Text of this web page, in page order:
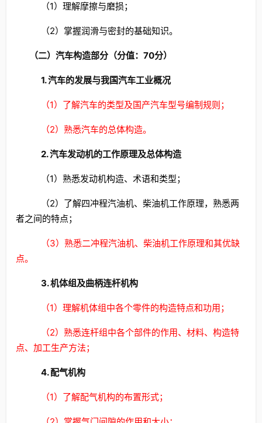
（1）理解摩擦与磨损；
（2）掌握润滑与密封的基础知识。
（二）汽车构造部分（分值：70分）
1. 汽车的发展与我国汽车工业概况
（1）了解汽车的类型及国产汽车型号编制规则；
（2）熟悉汽车的总体构造。
2. 汽车发动机的工作原理及总体构造
（1）熟悉发动机构造、术语和类型；
（2）了解四冲程汽油机、柴油机工作原理，熟悉两
者之间的特点；
（3）熟悉二冲程汽油机、柴油机工作原理和其优缺
点。
3. 机体组及曲柄连杆机构
（1）理解机体组中各个零件的构造特点和功用；
（2）熟悉连杆组中各个部件的作用、材料、构造特
点、加工生产方法；
4. 配气机构
（1）了解配气机构的布置形式；